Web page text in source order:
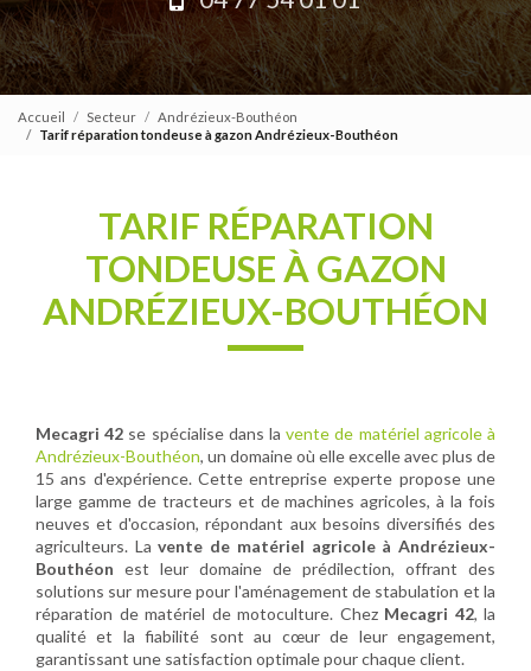
Accueil Secteur
Andrézieux-Bouthéon
Tarif réparation tondeuse à gazon Andrézieux-Bouthéon
TARIF RÉPARATION
TONDEUSE À GAZON
ANDRÉZIEUX-BOUTHÉON
Mecagri 42 se spécialise dans lavente de matériel agricole à
Andrézieux-Bouthéon, un domaine où elle excelle avec plus de
15 ans d'expérience. Cette entreprise experte propose une
large gamme de tracteurs et de machines agricoles, à la fois
neuves et d'occasion, répondant aux besoins diversifiés des
agriculteurs. Lavente de matériel agricole à Andrézieux-
Bouthéon est leur domaine de prédilection, offrant des
solutions sur mesure pour l'aménagement de stabulation et la
réparation de matériel de motoculture. Chez Mecagri 42, la
qualité et la fiabilité sont au cœur de leur engagement,
garantissant une satisfaction optimale pour chaque client.